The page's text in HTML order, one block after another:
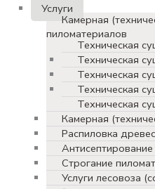
Услуги
Камерная
пиломатериалов
Техническая
Техническая
Техническая
Техническая
Техническая
Камерная
Распиловка
Строгание
Услуги лесовоза